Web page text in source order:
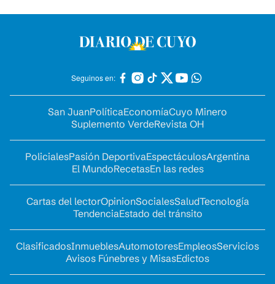
Seguinos en:
San JuanPolíticaEconomíaCuyo Minero
Suplemento VerdeRevista OH
PolicialesPasión DeportivaEspectáculosArgentina
El MundoRecetasEn las redes
Cartas del lectorOpinionSocialesSaludTecnología
TendenciaEstado del tránsito
ClasificadosInmueblesAutomotoresEmpleosServicios
Avisos Fúnebres y MisasEdictos